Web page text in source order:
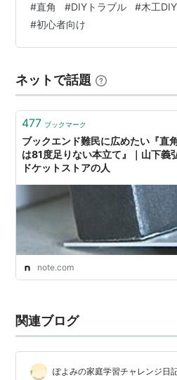
いない 💡 現場ポイント直角は締
🛠 直角を出すための改善方法 ①
定する 差し金で90°を確認 クラ
い 左右交互に締める ③ 直角治
者ほど道…
#直角 #DIYトラブル #木工DIY
#初心者向け
ネットで話題
477 ブックマーク
ブックエンド難民に広めたい『直
は81度足りない本立て』｜山下義
ドケットストアの人
note.com
関連ブログ
ぽよみの家庭学習チャレンジ日